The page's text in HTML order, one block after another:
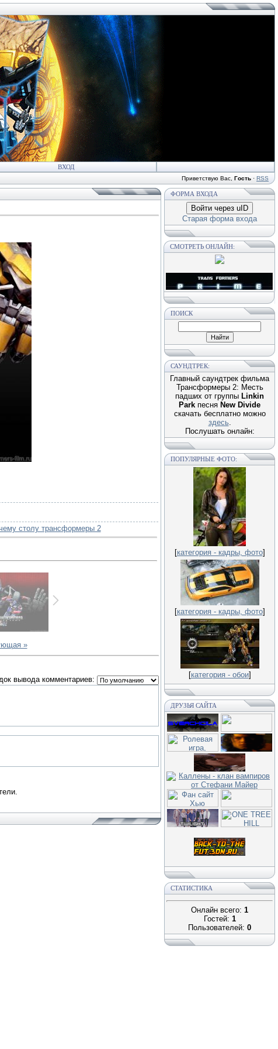
ВХОД
Приветствую Вас Гость · RSS
столу трансформеры 2
»
вывода комментариев:
ФОРМА ВХОДА
Войти через uID
Старая форма входа
СМОТРЕТЬ ОНЛАЙН:
ПОИСК
САУНДТРЕК:
Главный саундтрек фильма
Трансформеры 2: Месть
падших от группы Linkin
Park песня New Divide
скачать бесплатно можно
здесь.
Послушать онлайн:
ПОПУЛЯРНЫЕ ФОТО:
[категория - кадры, фото]
[категория - кадры, фото]
[категория - обои]
ДРУЗЬЯ САЙТА
СТАТИСТИКА
Онлайн всего: 1
Гостей: 1
Пользователей: 0